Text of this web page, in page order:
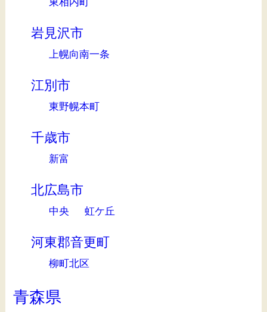
岩見沢市
上幌向南一条
江別市
東野幌本町
千歳市
新富
北広島市
中央 虹ケ丘
河東郡音更町
柳町北区
青森県